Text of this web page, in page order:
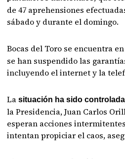
de 47 aprehensiones
sábado y durante el domingo.
Bocas del Toro se encuentra en
se han suspendido las
incluyendo el internet y la
Lasituación ha sido controlada
la Presidencia, Juan Carlos
esperan acciones
intentan propiciar el caos,